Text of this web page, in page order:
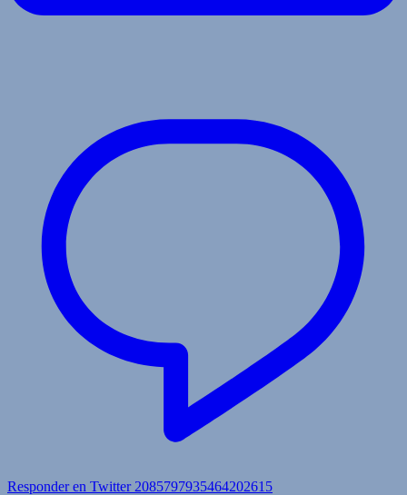
Responder en Twitter 2085797935464202615